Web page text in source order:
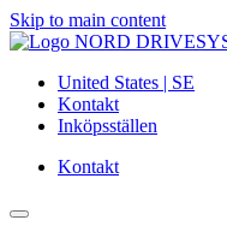
Skip to main content
United States | SE
Kontakt
Inköpsställen
Kontakt